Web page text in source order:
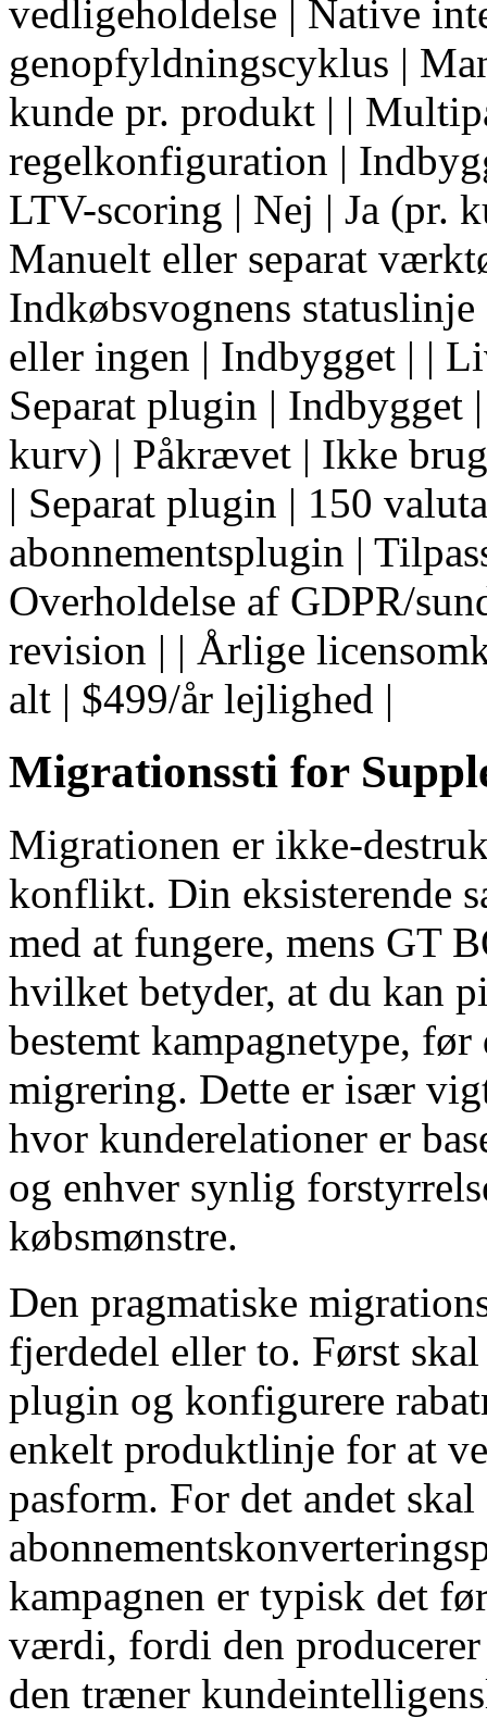
vedligeholdelse | Native
genopfyldningscyklus |
kunde pr. produkt | |
regelkonfiguration |
LTV-scoring | Nej | Ja (pr.
Manuelt eller separat
Indkøbsvognens
eller ingen | Indbygget | |
Separat plugin | Indbygget
kurv) | Påkrævet | Ikke
| Separat plugin | 150
abonnementsplugin |
Overholdelse af GDPR/
revision | | Årlige
alt | $499/år lejlighed |
Migrationssti for
Migrationen er ikke-
konflikt. Din eksisterende
med at fungere, mens GT
hvilket betyder, at du kan
bestemt kampagnetype,
migrering. Dette er især
hvor kunderelationer er
og enhver synlig
købsmønstre.
Den pragmatiske
fjerdedel eller to. Først
plugin og konfigurere
enkelt produktlinje for at
pasform. For det andet
kampagnen er typisk det
værdi, fordi den
den træner